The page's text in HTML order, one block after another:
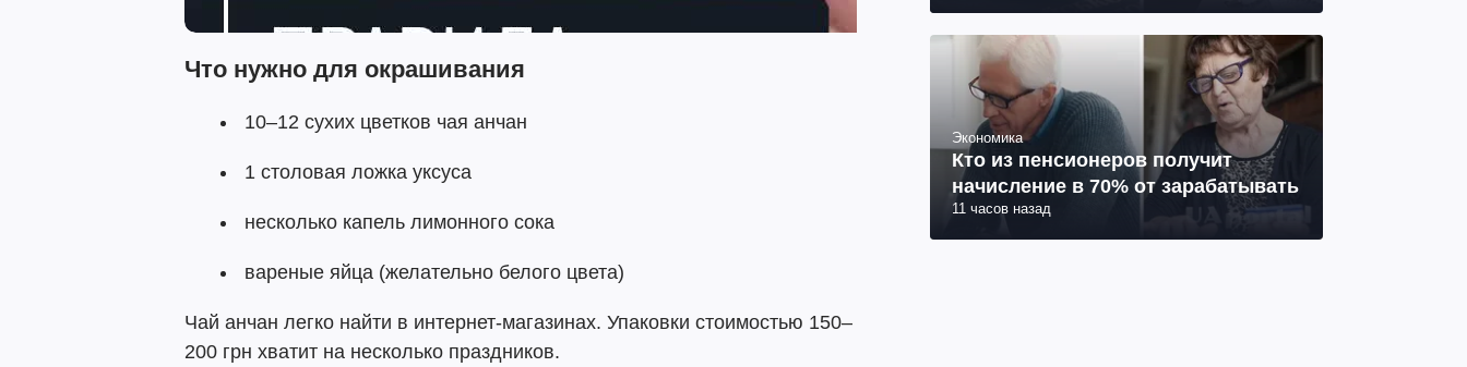
Что нужно для окрашивания
10–12 сухих цветков чая анчан
1 столовая ложка уксуса
несколько капель лимонного сока
вареные яйца (желательно белого цвета)
Чай анчан легко найти в интернет-магазинах. Упаковки стоимостью 150–
200 грн хватит на несколько праздников.
Экономика
Кто из пенсионеров получит
начисление в 70% от зарабатывать
11 часов назад